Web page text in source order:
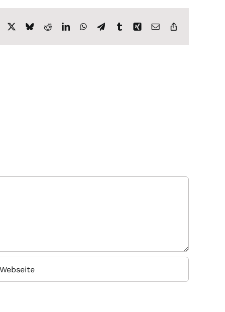
Facebook
X BlueskyRedditLinkedInWhatsApp
TelegramTumblrXing E-